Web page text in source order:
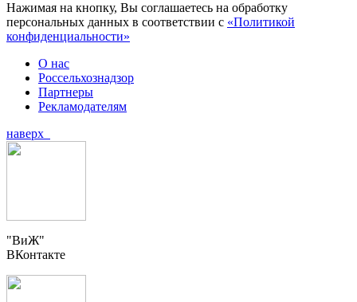
Нажимая на кнопку, Вы соглашаетесь на обработку
персональных данных в соответствии с «Политикой
конфиденциальности»
О нас
Россельхознадзор
Партнеры
Рекламодателям
наверх
"ВиЖ"
ВКонтакте